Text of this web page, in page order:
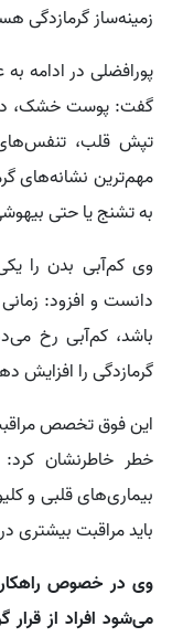
زمینه‌ساز گرمازدگی
پورافضلی در ادامه
گفت: پوست خشک، داغ
تپش قلب، تنفس‌های
مهم‌ترین نشانه‌های
به تشنج یا حتی
وی کم‌آبی بدن را
دانست و افزود:
باشد، کم‌آبی رخ
گرمازدگی را افزایش
این فوق تخصص
خطر خاطرنشان کرد:
بیماری‌های قلبی و
باید مراقبت بیشتری
وی در خصوص
می‌شود افراد از